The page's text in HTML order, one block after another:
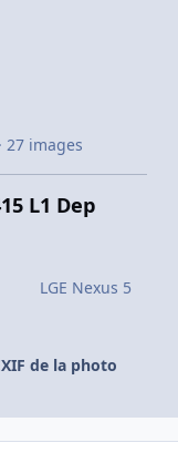
· 27 images
L1 Dep
LGE Nexus 5
de la photo